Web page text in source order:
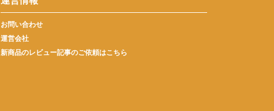
お問い合わせ
運営会社
新商品のレビュー記事のご依頼はこちら